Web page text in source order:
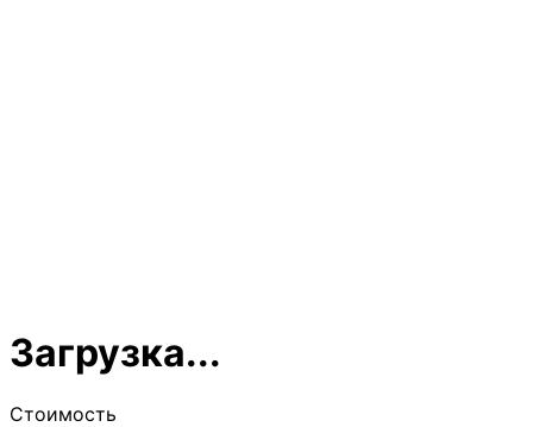
Загрузка...
Стоимость